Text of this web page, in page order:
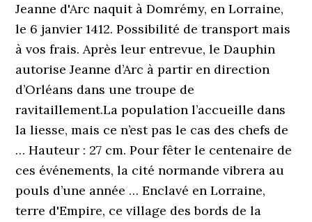
Jeanne d'Arc naquit à Domrémy, en Lorraine,
le 6 janvier 1412. Possibilité de transport mais
à vos frais. Après leur entrevue, le Dauphin
autorise Jeanne d’Arc à partir en direction
d’Orléans dans une troupe de
ravitaillement.La population l’accueille dans
la liesse, mais ce n’est pas le cas des chefs de
… Hauteur : 27 cm. Pour fêter le centenaire de
ces événements, la cité normande vibrera au
pouls d’une année … Enclavé en Lorraine,
terre d'Empire, ce village des bords de la